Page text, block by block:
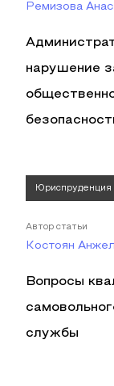
Ремизова
нарушение
Юриспруденция
Автор статьи
Костоян
Вопросы
службы